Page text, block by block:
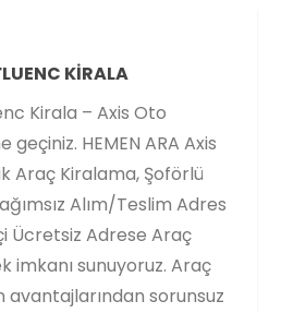
KIRALA
Kirala – Axis Oto
HEMEN ARA Axis
Araç Kiralama, Şoförlü
Alım/Teslim Adres
Ücretsiz Adrese Araç
imkanı sunuyoruz. Araç
sorunsuz